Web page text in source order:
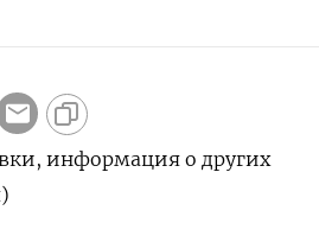
информация о других